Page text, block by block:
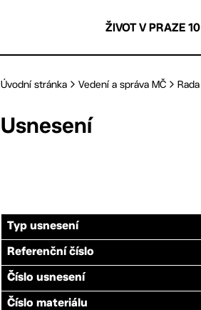
ŽIVOT V PRAZE 10
Úvodní stránka Vedení a správa MČ
Usnesení
Typ usnesení
Referenční číslo
Číslo usnesení
Číslo materiálu